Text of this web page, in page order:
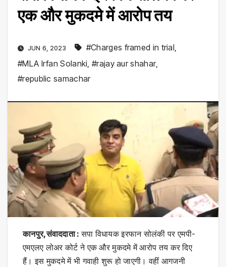
एक और मुकदमे में आरोप तय
JUN 6, 2023 #Charges framed in trial
#MLA Irfan Solanki ,#rajay aur shahar,
#republic samachar
कानपुर,संवाददाता :सपा विधायक इरफान सोलंकी पर एमपी-
एमएलए लोअर कोर्ट ने एक और मुकदमे में आरोप तय कर दिए
हैं। इस मुकदमे में भी गवाही शुरू हो जाएगी। वहीं आगजनी